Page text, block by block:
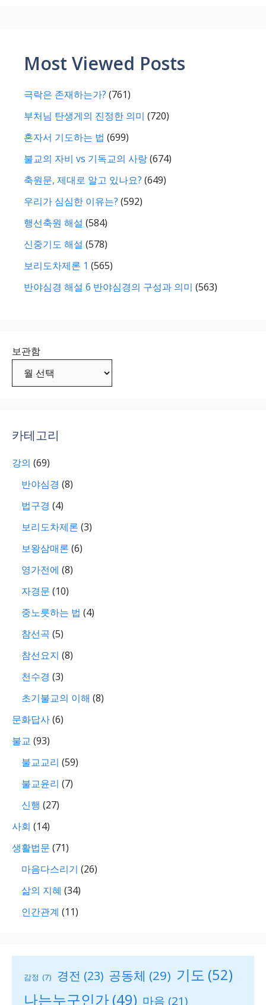
Most Viewed Posts
극락은 존재하는가? (761)
부처님 탄생게의 진정한 의미 (720)
혼자서 기도하는 법 (699)
불교의 자비 vs 기독교의 사랑(674)
축원문, 제대로 알고 있나요? (649)
우리가 심심한 이유는? (592)
행선축원 해설 (584)
신중기도 해설 (578)
보리도차제론 1 (565)
반야심경 해설 6 반야심경의 구성과 의미 (563)
보관함
카테고리
강의 (69)
반야심경 (8)
법구경 (4)
보리도차제론 (3)
보왕삼매론 (6)
영가전에 (8)
자경문 (10)
중노릇하는 법 (4)
참선곡 (5)
참선요지 (8)
천수경 (3)
초기불교의 이해 (8)
문화답사(6)
불교 (93)
불교교리 (59)
불교윤리 (7)
신행 (27)
사회 (14)
생활법문 (71)
마음다스리기 (26)
삶의 지혜 (34)
인간관계 (11)
감정 (7) 경전 (23) 공동체 (29) 기도 (52)
나는누구인가(49) 마음 (21)